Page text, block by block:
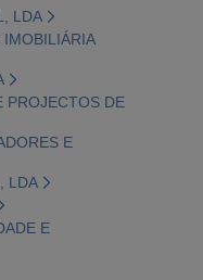
LDA
PROJECTOS DE
E
LDA
E